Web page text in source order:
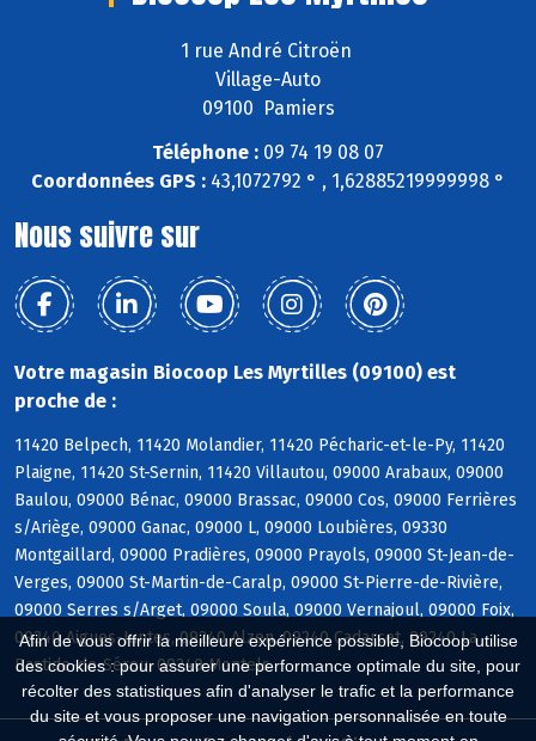
Afin de vous offrir la meilleure expérience possible, Biocoop utilise
des cookies : pour assurer une performance optimale du site, pour
récolter des statistiques afin d'analyser le trafic et la performance
du site et vous proposer une navigation personnalisée en toute
1 rue André Citroën
Village-Auto
09100 Pamiers
Téléphone : 09 74 19 08 07
Coordonnées GPS : 43,1072792 ° , 1,62885219999998 °
Nous suivre sur
Votre magasin Biocoop Les Myrtilles (09100) est
proche de :
11420 Belpech, 11420 Molandier, 11420 Pécharic-et-le-Py, 11420
Plaigne, 11420 St-Sernin, 11420 Villautou, 09000 Arabaux, 09000
Baulou, 09000 Bénac, 09000 Brassac, 09000 Cos, 09000 Ferrières
s/Ariège, 09000 Ganac, 09000 L, 09000 Loubières, 09330
Montgaillard, 09000 Pradières, 09000 Prayols, 09000 St-Jean-de-
Verges, 09000 St-Martin-de-Caralp, 09000 St-Pierre-de-Rivière,
09000 Serres s/Arget, 09000 Soula, 09000 Vernajoul, 09000 Foix,
09240 Aigues-Juntes, 09240 Alzen, 09240 Cadarcet, 09240 La
Bastide-de-Sérou, 09240 Montels